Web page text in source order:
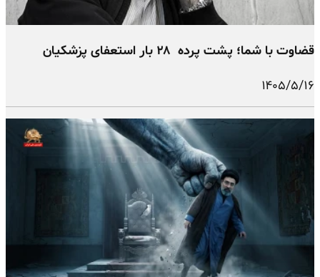
قضاوت با شما؛ پشت پرده ۲۸ بار استعفای پزشکیان
۱۴۰۵/۵/۱۶